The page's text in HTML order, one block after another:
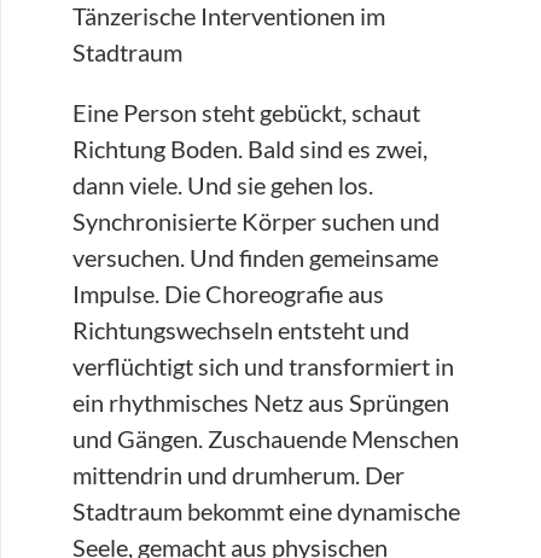
Tänzerische Interventionen im
Stadtraum
Eine Person steht gebückt, schaut
Richtung Boden. Bald sind es zwei,
dann viele. Und sie gehen los.
Synchronisierte Körper suchen und
versuchen. Und finden gemeinsame
Impulse. Die Choreografie aus
Richtungswechseln entsteht und
verflüchtigt sich und transformiert in
ein rhythmisches Netz aus Sprüngen
und Gängen. Zuschauende Menschen
mittendrin und drumherum. Der
Stadtraum bekommt eine dynamische
Seele, gemacht aus physischen